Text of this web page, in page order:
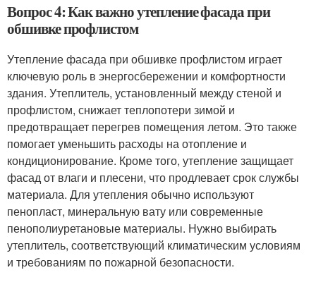
Вопрос 4: Как важно утепление фасада при
обшивке профлистом
Утепление фасада при обшивке профлистом играет
ключевую роль в энергосбережении и комфортности
здания. Утеплитель, установленный между стеной и
профлистом, снижает теплопотери зимой и
предотвращает перегрев помещения летом. Это также
помогает уменьшить расходы на отопление и
кондиционирование. Кроме того, утепление защищает
фасад от влаги и плесени, что продлевает срок службы
материала. Для утепления обычно используют
пенопласт, минеральную вату или современные
пенополиуретановые материалы. Нужно выбирать
утеплитель, соответствующий климатическим условиям
и требованиям по пожарной безопасности.